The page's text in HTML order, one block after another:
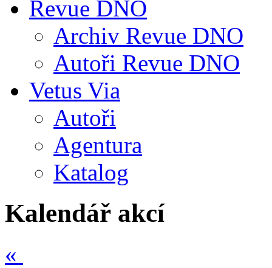
Revue DNO
Archiv Revue DNO
Autoři Revue DNO
Vetus Via
Autoři
Agentura
Katalog
Kalendář akcí
«